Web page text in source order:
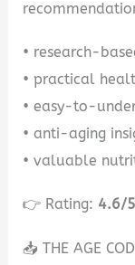
• research-
• practical
• easy-to-
• anti-aging
• valuable
👉 Rating: 4.6/
📥 THE AGE